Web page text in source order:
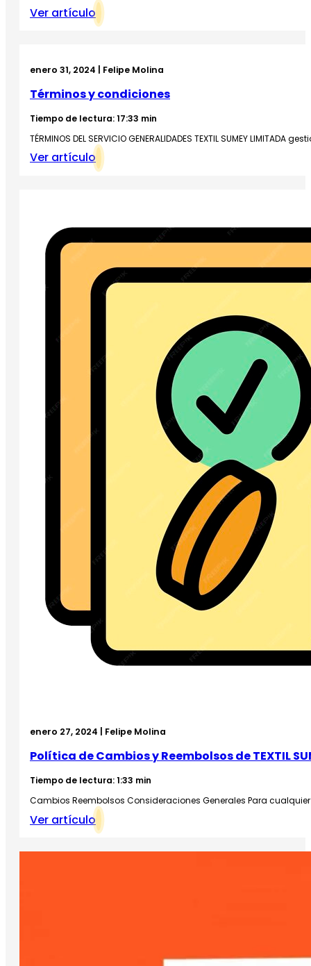
Ver artículo
enero 31, 2024 | Felipe Molina
Términos y condiciones
Tiempo de lectura: 17:33 min
TÉRMINOS DEL SERVICIO GENERALIDADES TEXTIL SUMEY
Ver artículo
enero 27, 2024 | Felipe Molina
Política de Cambios y Reembolsos de TEXTIL
Tiempo de lectura: 1:33 min
Cambios Reembolsos Consideraciones Generales Para
Ver artículo